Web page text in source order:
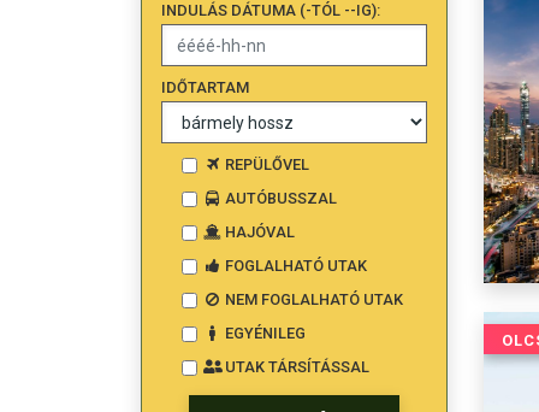
INDULÁS DÁTUMA (-TÓL --IG):
IDŐTARTAM
REPÜLŐVEL
AUTÓBUSSZAL
HAJÓVAL
FOGLALHATÓ UTAK
NEM FOGLALHATÓ UTAK
EGYÉNILEG
UTAK TÁRSÍTÁSSAL